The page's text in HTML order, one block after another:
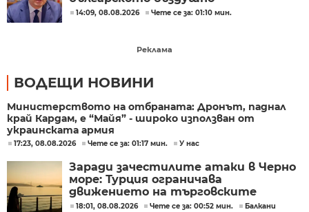
пространство дрон
14:09, 08.08.2026 Чете се за: 01:10 мин.
Реклама
ВОДЕЩИ НОВИНИ
Министерството на отбраната: Дронът, паднал
край Кардам, е “Майя” - широко използван от
украинската армия
17:23, 08.08.2026 Чете се за: 01:17 мин. У нас
Заради зачестилите атаки в Черно
море: Турция ограничава
движението на търговските
кораби
18:01, 08.08.2026 Чете се за: 00:52 мин. Балкани